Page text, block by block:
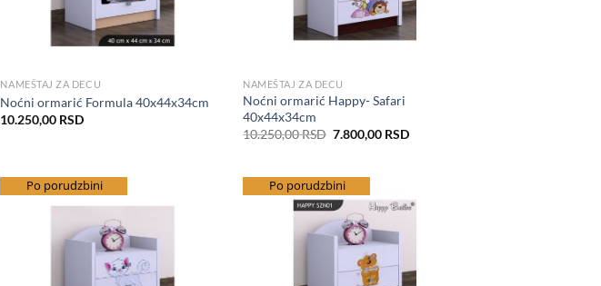
NAMEŠTAJ ZA DECU
Noćni ormarić Formula 40x44x34cm
10.250,00 RSD
NAMEŠTAJ ZA DECU
Noćni ormarić Happy- Safari
40x44x34cm
10.250,00RSD Originalna
10.250,00 RSD.
7.800,00 RSDTrenutna
besplatna dostava
Po porudzbini
Add to Wishlist
besplatna dostava
Po porudzbini
Add to Wishlist